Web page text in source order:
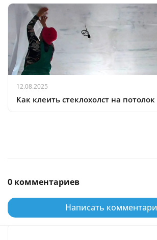
12.08.2025
Как клеить стеклохолст на
0 комментариев
Написать